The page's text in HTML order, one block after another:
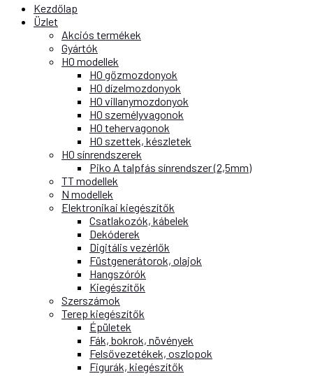
Kezdőlap
Üzlet
Akciós termékek
Gyártók
H0 modellek
H0 gőzmozdonyok
H0 dízelmozdonyok
H0 villanymozdonyok
H0 személyvagonok
H0 tehervagonok
H0 szettek, készletek
H0 sínrendszerek
Piko A talpfás sínrendszer (2,5mm)
TT modellek
N modellek
Elektronikai kiegészítők
Csatlakozók, kábelek
Dekóderek
Digitális vezérlők
Füstgenerátorok, olajok
Hangszórók
Kiegészítők
Szerszámok
Terep kiegészítők
Épületek
Fák, bokrok, növények
Felsővezetékek, oszlopok
Figurák, kiegészítők